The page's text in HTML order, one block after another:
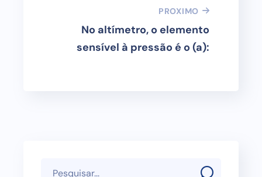
PROXIMO
No altímetro, o elemento
sensível à pressão é o (a):